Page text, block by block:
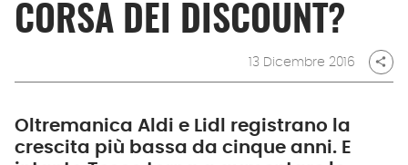
CORSA DEI DISCOUNT?
13 Dicembre 2016 share
Oltremanica Aldi e Lidl registrano la
crescita più bassa da cinque anni. E